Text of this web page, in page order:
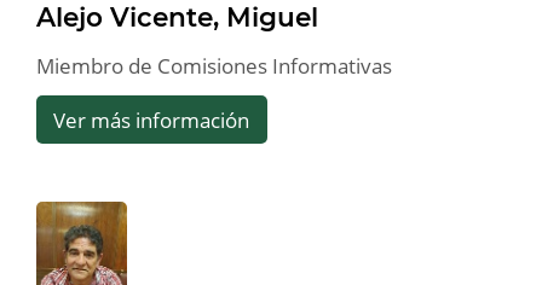
Alejo Vicente, Miguel
Miembro de Comisiones Informativas
Ver más información